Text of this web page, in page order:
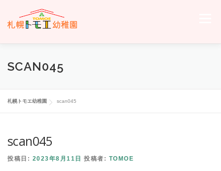
ツ
ホーム トモエについて
交通案内 お問い合わせ
SCAN045
札幌トモエ幼稚園 scan045
scan045
投稿日: 2023年8月11日 投稿者: TOMOE